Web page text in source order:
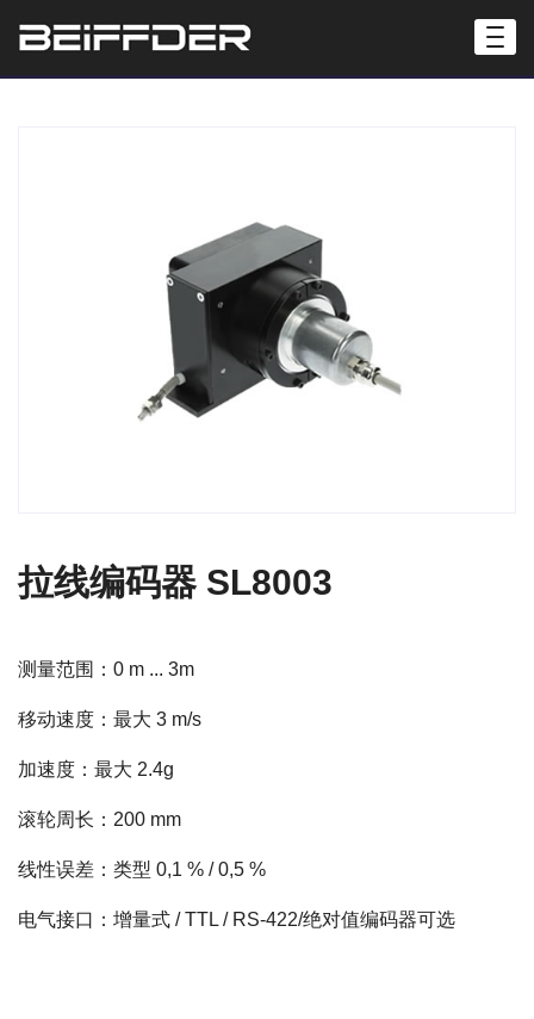
拉线编码器 SL8003
测量范围：0 m ... 3m
移动速度：最大 3 m/s
加速度：最大 2.4g
滚轮周长：200 mm
线性误差：类型 0,1 % / 0,5 %
电气接口：增量式 / TTL / RS-422/绝对值编码器可选